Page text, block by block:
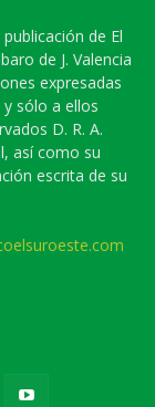
de El
de J. Valencia
expresadas
sólo a ellos
D. R. A.
así como su
escrita de su